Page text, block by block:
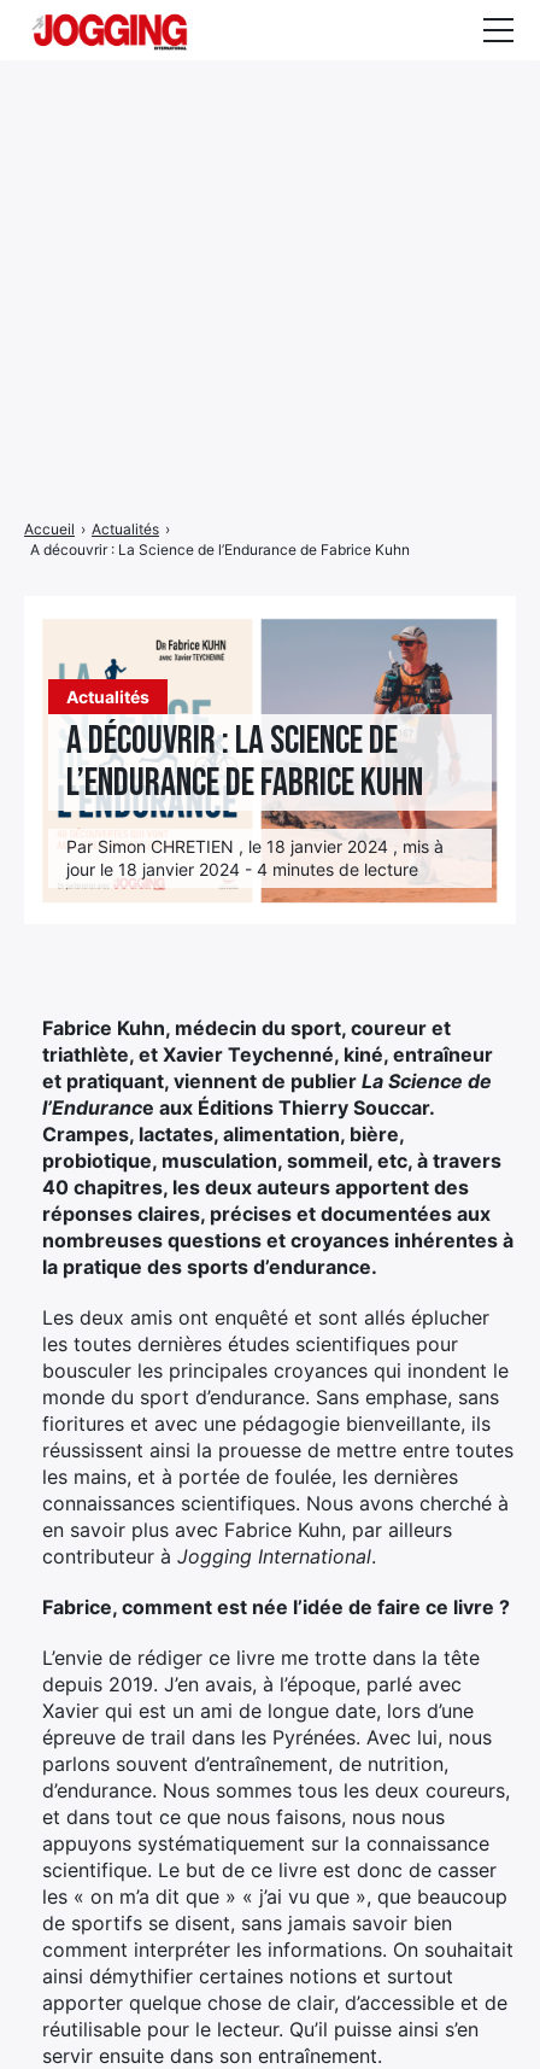
Actualités
A découvrir : La Science de
l’Endurance de Fabrice Kuhn
Par Simon CHRETIEN , le 18 janvier 2024 , mis à
jour le 18 janvier 2024 - 4 minutes de lecture
Accueil › Actualités ›
A découvrir : La Science de l’Endurance de Fabrice Kuhn
Fabrice Kuhn, médecin du sport, coureur et
triathlète, et Xavier Teychenné, kiné, entraîneur
et pratiquant, viennent de publier La Science de
l’Endurance aux Éditions Thierry Souccar.
Crampes, lactates, alimentation, bière,
probiotique, musculation, sommeil, etc, à travers
40 chapitres, les deux auteurs apportent des
réponses claires, précises et documentées aux
nombreuses questions et croyances inhérentes à
la pratique des sports d’endurance.
Les deux amis ont enquêté et sont allés éplucher
les toutes dernières études scientifiques pour
bousculer les principales croyances qui inondent le
monde du sport d’endurance. Sans emphase, sans
fioritures et avec une pédagogie bienveillante, ils
réussissent ainsi la prouesse de mettre entre toutes
les mains, et à portée de foulée, les dernières
connaissances scientifiques. Nous avons cherché à
en savoir plus avec Fabrice Kuhn, par ailleurs
contributeur à Jogging International.
Fabrice, comment est née l’idée de faire ce livre ?
L’envie de rédiger ce livre me trotte dans la tête
depuis 2019. J’en avais, à l’époque, parlé avec
Xavier qui est un ami de longue date, lors d’une
épreuve de trail dans les Pyrénées. Avec lui, nous
parlons souvent d’entraînement, de nutrition,
d’endurance. Nous sommes tous les deux coureurs,
et dans tout ce que nous faisons, nous nous
appuyons systématiquement sur la connaissance
scientifique. Le but de ce livre est donc de casser
les « on m’a dit que » « j’ai vu que », que beaucoup
de sportifs se disent, sans jamais savoir bien
comment interpréter les informations. On souhaitait
ainsi démythifier certaines notions et surtout
apporter quelque chose de clair, d’accessible et de
réutilisable pour le lecteur. Qu’il puisse ainsi s’en
servir ensuite dans son entraînement.